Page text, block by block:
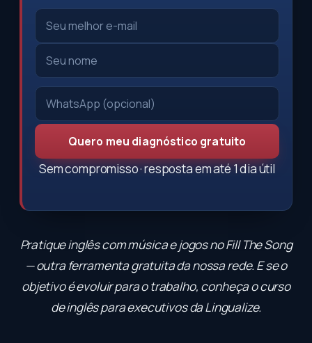
Quero meu diagnóstico gratuito
Sem compromisso · resposta em até 1 dia útil
Pratique inglês com música e jogos noFill The Song
— outra ferramenta gratuita da nossa rede. E se o
objetivo é evoluir para o trabalho, conheça ocurso
de inglês para executivosda Lingualize.